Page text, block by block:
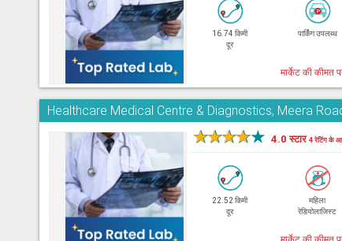
16.74 किमी
दूर
पार्किंग उपलब्ध
मार्केट की कीमत
Healthcare Medical Centre & Diagnostics, Meera
★★★★★ 4.0 स्टार4 रेटिंग के
22.52 किमी
दूर
महिला
रेडियोलाजिस्ट